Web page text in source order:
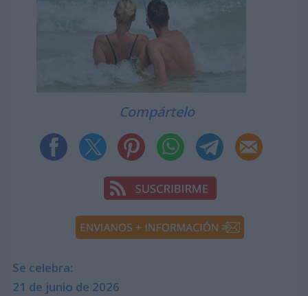
Compártelo
Se celebra:
21 de junio de 2026